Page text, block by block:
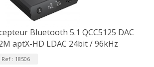
Bluetooth 5.1 QCC5125 DAC
aptX-HD LDAC 24bit / 96kHz
Ref : 18506